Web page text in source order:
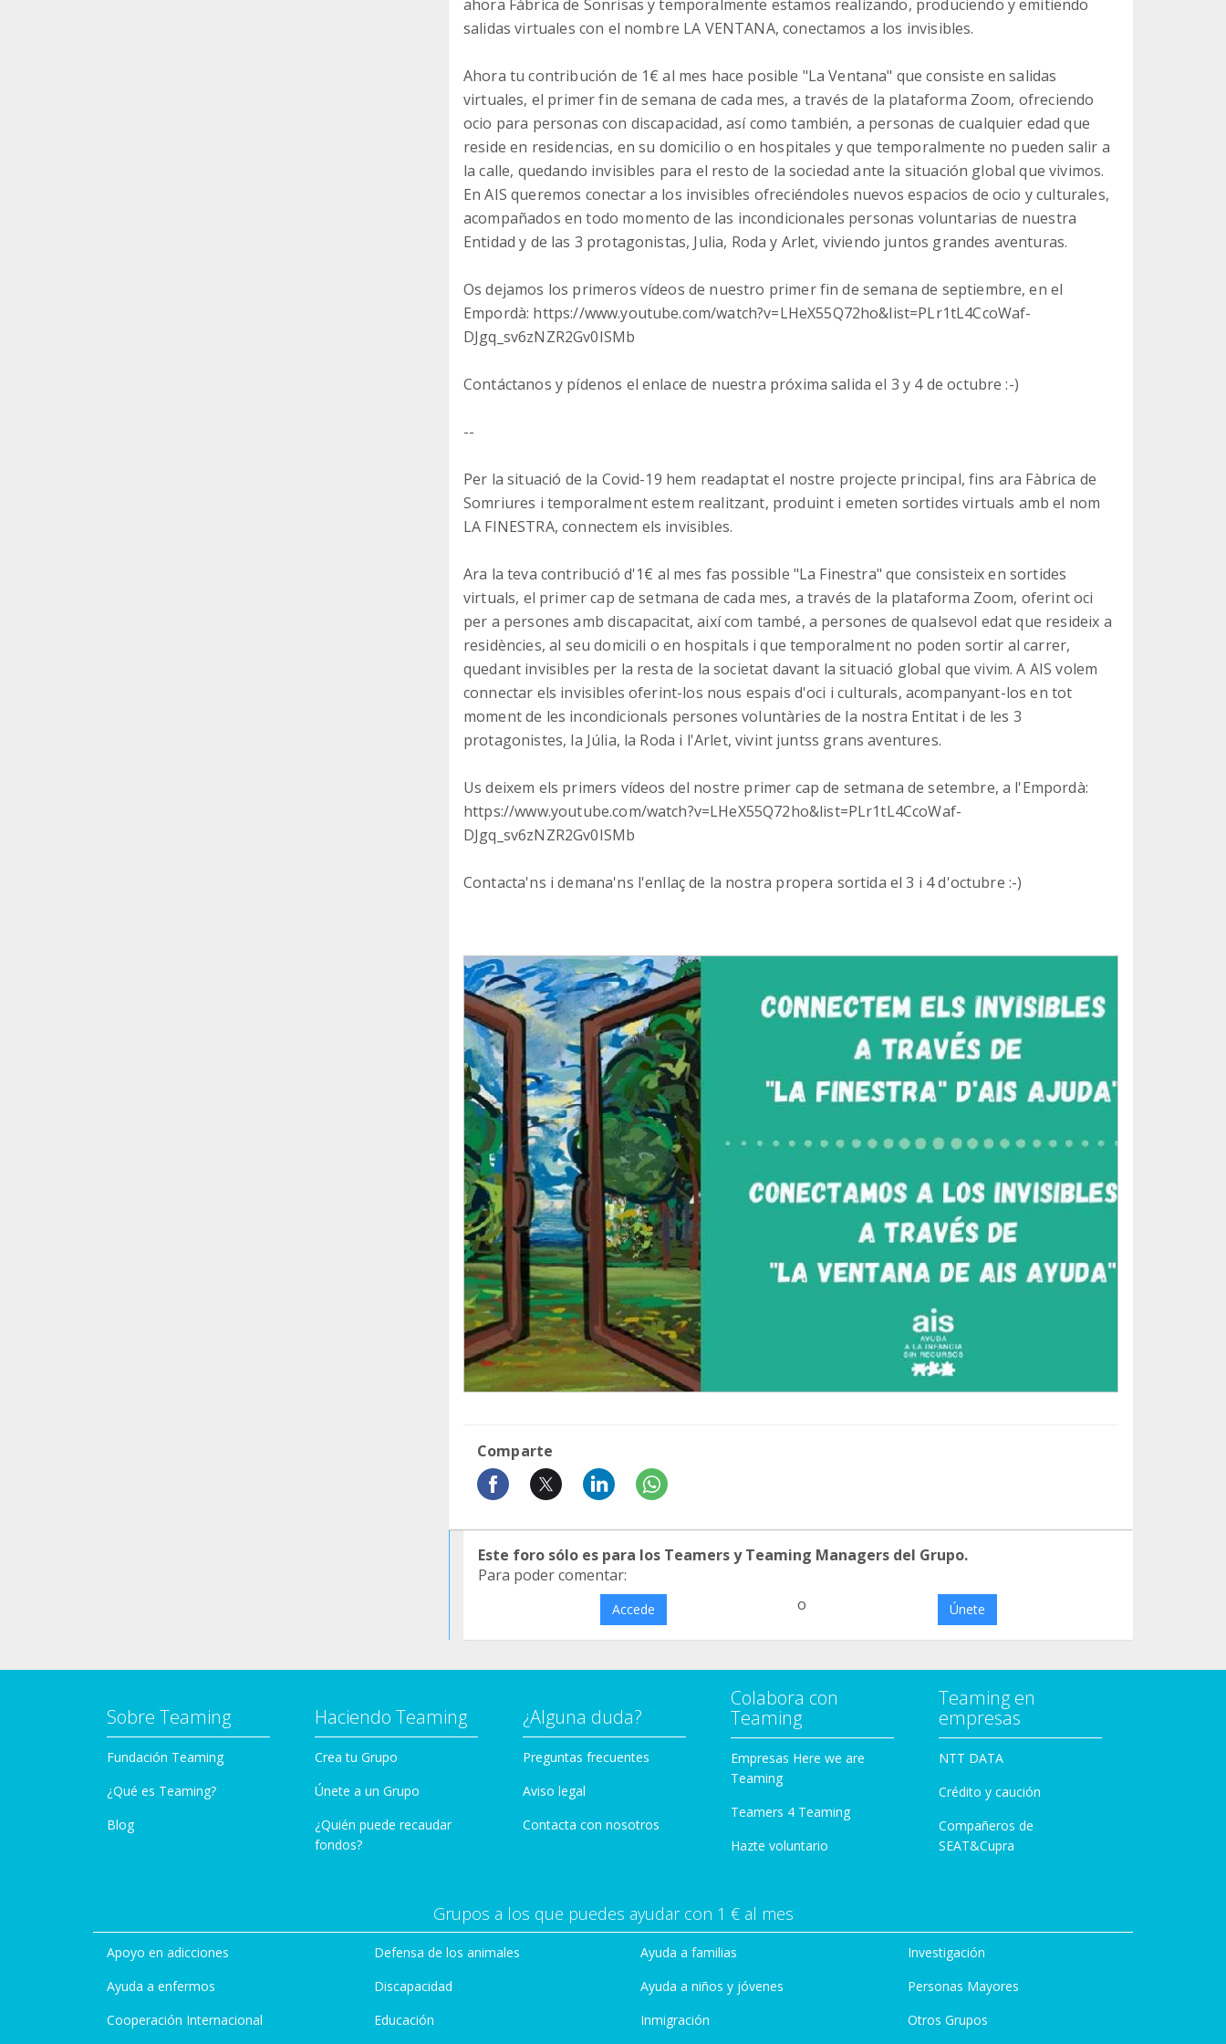
ahora Fábrica de Sonrisas y temporalmente estamos realizando, produciendo y emitiendo
salidas virtuales con el nombre LA VENTANA, conectamos a los invisibles.
Ahora tu contribución de 1€ al mes hace posible "La Ventana" que consiste en salidas
virtuales, el primer fin de semana de cada mes, a través de la plataforma Zoom, ofreciendo
ocio para personas con discapacidad, así como también, a personas de cualquier edad que
reside en residencias, en su domicilio o en hospitales y que temporalmente no pueden salir a
la calle, quedando invisibles para el resto de la sociedad ante la situación global que vivimos.
En AIS queremos conectar a los invisibles ofreciéndoles nuevos espacios de ocio y culturales,
acompañados en todo momento de las incondicionales personas voluntarias de nuestra
Entidad y de las 3 protagonistas, Julia, Roda y Arlet, viviendo juntos grandes aventuras.
Os dejamos los primeros vídeos de nuestro primer fin de semana de septiembre, en el
Empordà: https://www.youtube.com/watch?v=LHeX55Q72ho&list=PLr1tL4CcoWaf-
DJgq_sv6zNZR2Gv0ISMb
Contáctanos y pídenos el enlace de nuestra próxima salida el 3 y 4 de octubre :-)
--
Per la situació de la Covid-19 hem readaptat el nostre projecte principal, fins ara Fàbrica de
Somriures i temporalment estem realitzant, produint i emeten sortides virtuals amb el nom
LA FINESTRA, connectem els invisibles.
Ara la teva contribució d'1€ al mes fas possible "La Finestra" que consisteix en sortides
virtuals, el primer cap de setmana de cada mes, a través de la plataforma Zoom, oferint oci
per a persones amb discapacitat, així com també, a persones de qualsevol edat que resideix a
residències, al seu domicili o en hospitals i que temporalment no poden sortir al carrer,
quedant invisibles per la resta de la societat davant la situació global que vivim. A AIS volem
connectar els invisibles oferint-los nous espais d'oci i culturals, acompanyant-los en tot
moment de les incondicionals persones voluntàries de la nostra Entitat i de les 3
protagonistes, la Júlia, la Roda i l'Arlet, vivint juntss grans aventures.
Us deixem els primers vídeos del nostre primer cap de setmana de setembre, a l'Empordà:
https://www.youtube.com/watch?v=LHeX55Q72ho&list=PLr1tL4CcoWaf-
DJgq_sv6zNZR2Gv0ISMb
Contacta'ns i demana'ns l'enllaç de la nostra propera sortida el 3 i 4 d'octubre :-)
Comparte
Este foro sólo es para los Teamers y Teaming Managers del Grupo.
Para poder comentar:
Accede o Únete
Sobre Teaming
Fundación Teaming
¿Qué es Teaming?
Blog
Haciendo Teaming
Crea tu Grupo
Únete a un Grupo
¿Quién puede recaudar
fondos?
¿Alguna duda?
Preguntas frecuentes
Aviso legal
Contacta con nosotros
Colabora con
Teaming
Empresas Here we are
Teaming
Teamers 4 Teaming
Hazte voluntario
Teaming en
empresas
NTT DATA
Crédito y caución
Compañeros de
SEAT&Cupra
Grupos a los que puedes ayudar con 1 € al mes
Apoyo en adicciones
Ayuda a enfermos
Cooperación Internacional
Defensa de los animales
Discapacidad
Educación
Ayuda a familias
Ayuda a niños y jóvenes
Inmigración
Investigación
Personas Mayores
Otros Grupos